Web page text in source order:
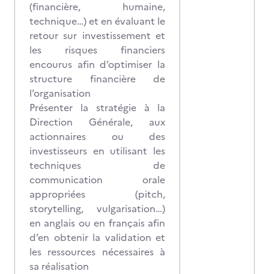
(financière, humaine,
technique…) et en évaluant le
retour sur investissement et
les risques financiers
encourus afin d’optimiser la
structure financière de
l’organisation
Présenter la stratégie à la
Direction Générale, aux
actionnaires ou des
investisseurs en utilisant les
techniques de
communication orale
appropriées (pitch,
storytelling, vulgarisation…)
en anglais ou en français afin
d’en obtenir la validation et
les ressources nécessaires à
sa réalisation